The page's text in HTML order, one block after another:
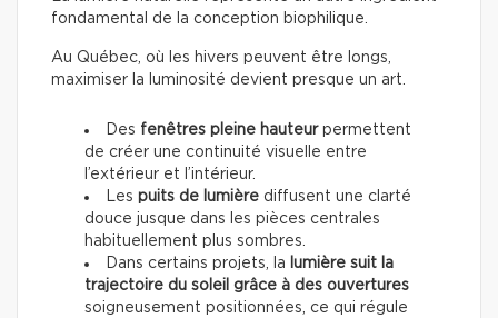
fondamental de la conception biophilique.
Au Québec, où les hivers peuvent être longs,
maximiser la luminosité devient presque un art.
Des fenêtres pleine hauteurpermettent
de créer une continuité visuelle entre
l’extérieur et l’intérieur.
Les puits de lumière diffusent une clarté
douce jusque dans les pièces centrales
habituellement plus sombres.
Dans certains projets, la lumière suit la
trajectoire du soleil grâce à des ouvertures
soigneusement positionnées, ce qui régule